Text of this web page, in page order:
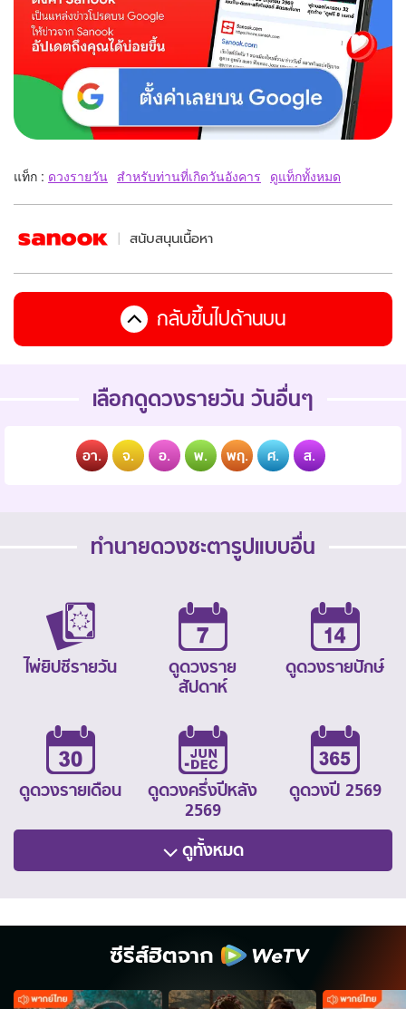
แท็ก : ดวงรายวัน สำหรับท่านที่เกิดวันอังคาร ดูแท็กทั้งหมด
สนับสนุนเนื้อหา
กลับขึ้นไปด้านบน
เลือกดูดวงรายวัน วันอื่นๆ
อา. จ. อ. พ. พฤ. ศ. ส.
ทำนายดวงชะตารูปแบบอื่น
ไพ่ยิปซีรายวัน
ดูดวงราย
สัปดาห์
ดูดวงรายปักษ์
ดูดวงรายเดือน
ดูดวงครึ่งปีหลัง
2569
ดูดวงปี 2569
ดูทั้งหมด
ซีรีส์ฮิตจาก